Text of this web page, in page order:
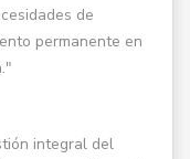
de
permanente en
integral del